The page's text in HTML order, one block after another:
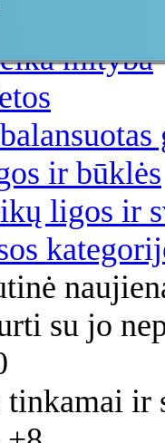
gyvensena
mityba
ir būklės
ligos ir
su jo
ir